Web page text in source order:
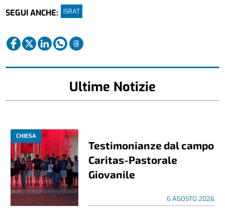
SEGUI ANCHE:
ISRAT
Ultime Notizie
CHIESA
Testimonianze dal campo
Caritas-Pastorale
Giovanile
6 AGOSTO 2026